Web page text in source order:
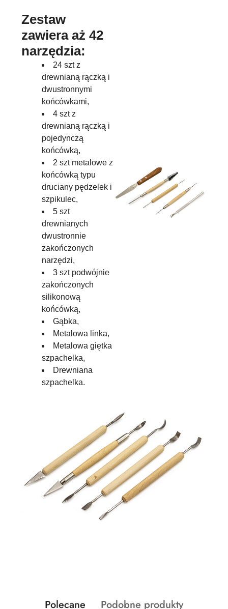
Zestaw
zawiera aż 42
narzędzia:
24 szt z
drewnianą rączką i
dwustronnymi
końcówkami,
4 szt z
drewnianą rączką i
pojedynczą
końcówką,
2 szt metalowe z
końcówką typu
druciany pędzelek i
szpikulec,
5 szt
drewnianych
dwustronnie
zakończonych
narzędzi,
3 szt podwójnie
zakończonych
silikonową
końcówką,
Gąbka,
Metalowa linka,
Metalowa giętka
szpachelka,
Drewniana
szpachelka.
Produkty
Polecane Produkty
Podobne produkty